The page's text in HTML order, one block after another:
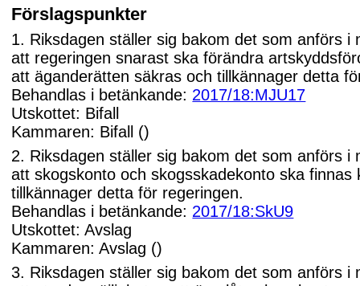
Förslagspunkter
1. Riksdagen ställer sig bakom det som anförs i
att regeringen snarast ska förändra
att äganderätten säkras och tillkännager detta
Behandlas i betänkande: 2017/18:MJU17
Utskottet: Bifall
Kammaren: Bifall ()
2. Riksdagen ställer sig bakom det som anförs i
att skogskonto och skogsskadekonto ska finnas
tillkännager detta för regeringen.
Behandlas i betänkande: 2017/18:SkU9
Utskottet: Avslag
Kammaren: Avslag ()
3. Riksdagen ställer sig bakom det som anförs i